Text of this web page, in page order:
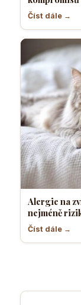
Číst dále →
Alergie na
nejméně
Číst dále →